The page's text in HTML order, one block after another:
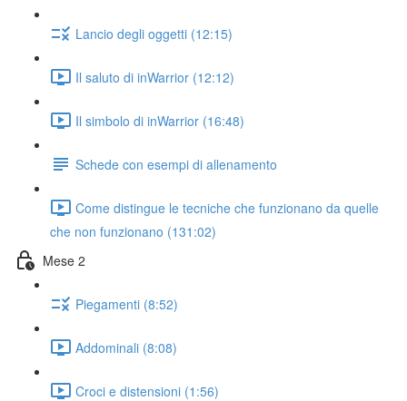
Lancio degli oggetti (12:15)
Il saluto di inWarrior (12:12)
Il simbolo di inWarrior (16:48)
Schede con esempi di allenamento
Come distingue le tecniche che funzionano da quelle
che non funzionano (131:02)
Mese 2
Piegamenti (8:52)
Addominali (8:08)
Croci e distensioni (1:56)